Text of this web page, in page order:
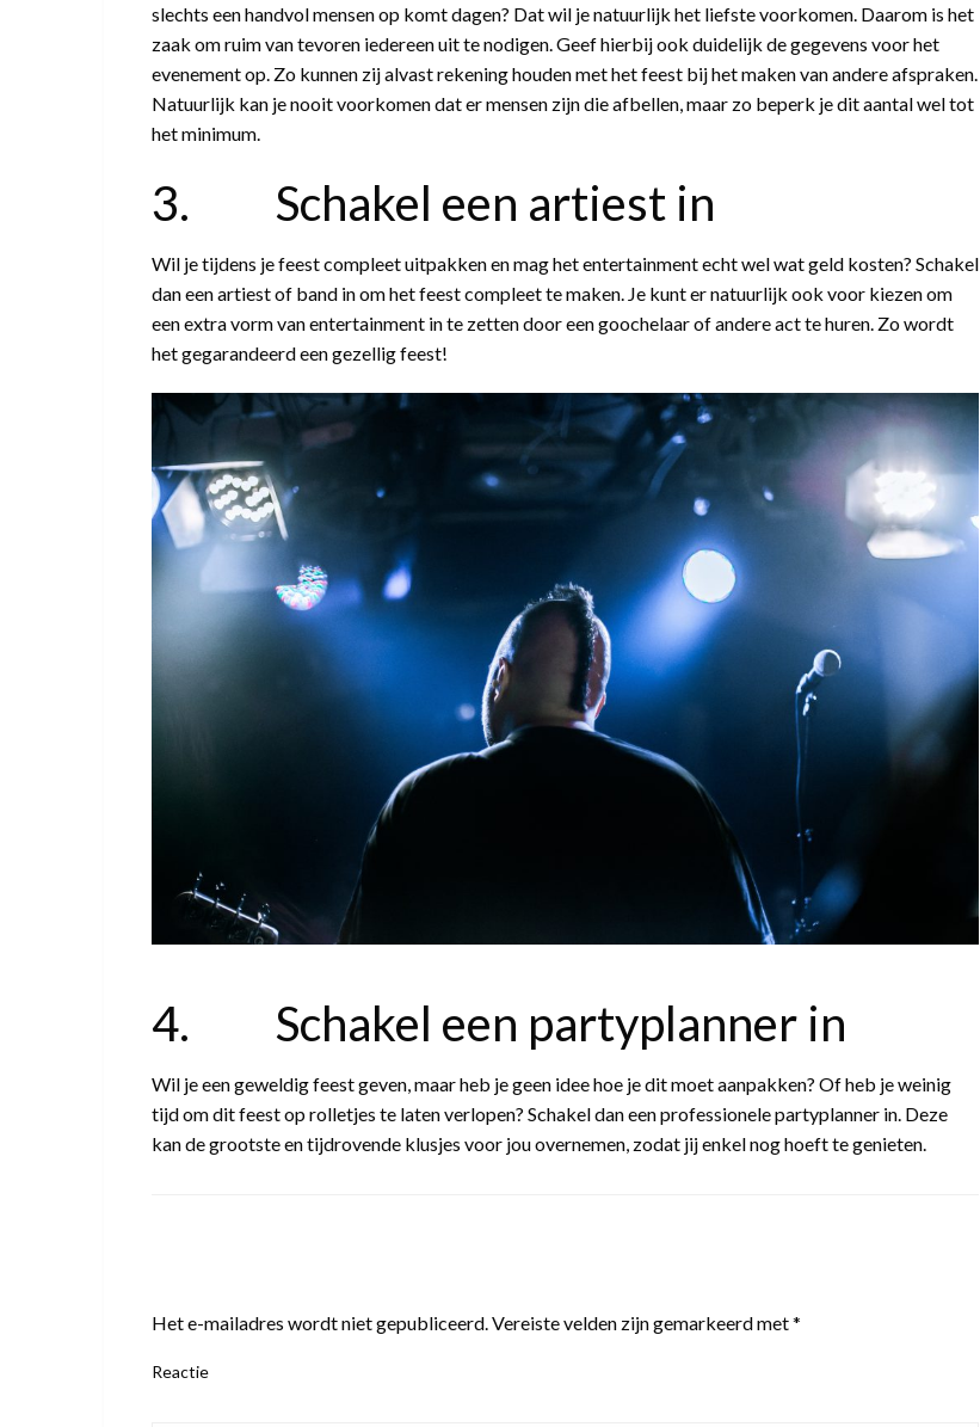
slechts een handvol mensen op komt dagen? Dat wil je natuurlijk het liefste voorkomen. Daarom is het
zaak om ruim van tevoren iedereen uit te nodigen. Geef hierbij ook duidelijk de gegevens voor het
evenement op. Zo kunnen zij alvast rekening houden met het feest bij het maken van andere afspraken.
Natuurlijk kan je nooit voorkomen dat er mensen zijn die afbellen, maar zo beperk je dit aantal wel tot
het minimum.
3. Schakel een artiest in
Wil je tijdens je feest compleet uitpakken en mag het entertainment echt wel wat geld kosten? Schakel
dan een artiest of band in om het feest compleet te maken. Je kunt er natuurlijk ook voor kiezen om
een extra vorm van entertainment in te zetten door een goochelaar of andere act te huren. Zo wordt
het gegarandeerd een gezellig feest!
4. Schakel een partyplanner in
Wil je een geweldig feest geven, maar heb je geen idee hoe je dit moet aanpakken? Of heb je weinig
tijd om dit feest op rolletjes te laten verlopen? Schakel dan een professionele partyplanner in. Deze
kan de grootste en tijdrovende klusjes voor jou overnemen, zodat jij enkel nog hoeft te genieten.
Het e-mailadres wordt niet gepubliceerd.Vereiste velden zijn gemarkeerd met*
Reactie